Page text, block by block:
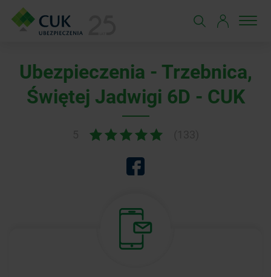
Ubezpieczenia - Trzebnica,
Świętej Jadwigi 6D - CUK